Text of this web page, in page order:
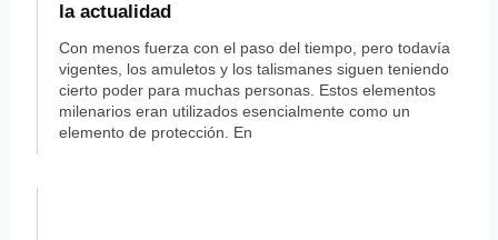
la actualidad
Con menos fuerza con el paso del tiempo, pero todavía
vigentes, los amuletos y los talismanes siguen teniendo
cierto poder para muchas personas. Estos elementos
milenarios eran utilizados esencialmente como un
elemento de protección. En